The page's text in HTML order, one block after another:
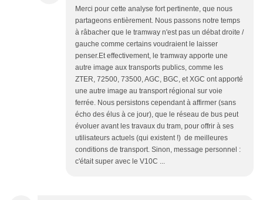
Merci pour cette analyse fort pertinente, que nous
partageons entièrement. Nous passons notre temps
à râbacher que le tramway n'est pas un débat droite /
gauche comme certains voudraient le laisser
penser.Et effectivement, le tramway apporte une
autre image aux transports publics, comme les
ZTER, 72500, 73500, AGC, BGC, et XGC ont apporté
une autre image au transport régional sur voie
ferrée. Nous persistons cependant à affirmer (sans
écho des élus à ce jour), que le réseau de bus peut
évoluer avant les travaux du tram, pour offrir à ses
utilisateurs actuels (qui existent !) de meilleures
conditions de transport. Sinon, message personnel :
c'était super avec le V10C ...